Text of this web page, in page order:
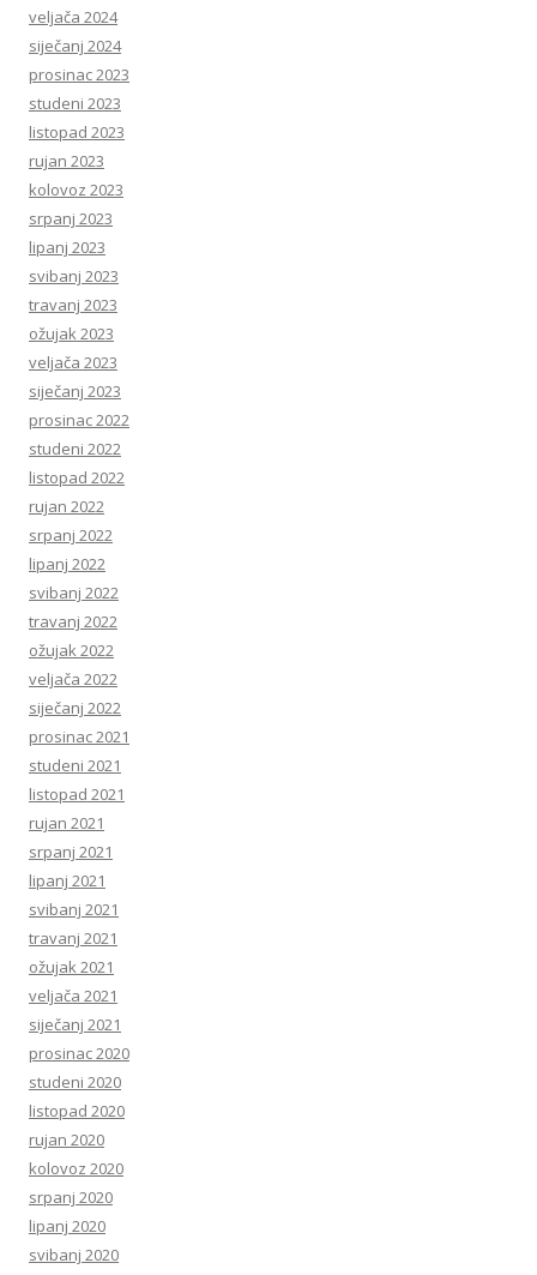
veljača 2024
siječanj 2024
prosinac 2023
studeni 2023
listopad 2023
rujan 2023
kolovoz 2023
srpanj 2023
lipanj 2023
svibanj 2023
travanj 2023
ožujak 2023
veljača 2023
siječanj 2023
prosinac 2022
studeni 2022
listopad 2022
rujan 2022
srpanj 2022
lipanj 2022
svibanj 2022
travanj 2022
ožujak 2022
veljača 2022
siječanj 2022
prosinac 2021
studeni 2021
listopad 2021
rujan 2021
srpanj 2021
lipanj 2021
svibanj 2021
travanj 2021
ožujak 2021
veljača 2021
siječanj 2021
prosinac 2020
studeni 2020
listopad 2020
rujan 2020
kolovoz 2020
srpanj 2020
lipanj 2020
svibanj 2020